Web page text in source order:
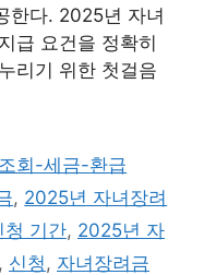
한다. 2025년 자녀
급 요건을 정확히
리기 위한 첫걸음
회-세금-환급
, 2025년 자녀장려
청 기간, 2025년 자
, 신청, 자녀장려금